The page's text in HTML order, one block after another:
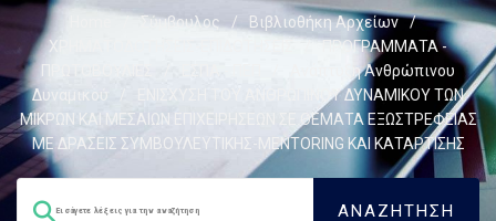
Σύμβουλος / Βιβλιοθήκη Αρχείων
/
ΧΡΗΜΑΤΟΔΟΤΗΣΕΙΣ-ΕΠΙΔΟΤΗΣΕΙΣ
ΠΡΟΓΡΑΜΜΑΤΑ -
ΠΡΩΤΟΒΟΥΛΙΕΣ
Ανάπτυξη Ανθρώπινου
Δυναμικού
ΕΝΙΣΧΥΣΗ ΤΟΥ ΑΝΘΡΩΠΙΝΟΥ ΔΥΝΑΜΙΚΟΥ ΤΩΝ
ΜΙΚΡΩΝ ΚΑΙ ΜΕΣΑΙΩΝ ΕΠΙΧΕΙΡΗΣΕΩΝ ΣΕ ΘΕΜΑΤΑ ΕΞΩΣΤΡΕΦΕΙΑΣ
ΜΕ ΔΡΑΣΕΙΣ ΣΥΜΒΟΥΛΕΥΤΙΚΗΣ-MENTORING ΚΑΙ ΚΑΤΑΡΤΙΣΗΣ